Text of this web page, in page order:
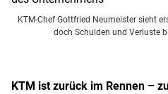
KTM-Chef Gottfried Neumeister sieht
doch Schulden und Verluste
KTM ist zurück im Rennen –